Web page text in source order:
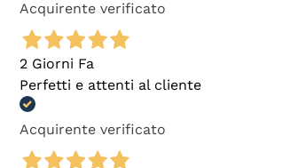
Acquirente verificato
2 Giorni Fa
Perfetti e attenti al cliente
Acquirente verificato